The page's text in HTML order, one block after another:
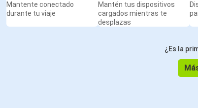
Mantente conectado
durante tu viaje
Mantén tus dispositivos
cargados mientras te
desplazas
¿Es la